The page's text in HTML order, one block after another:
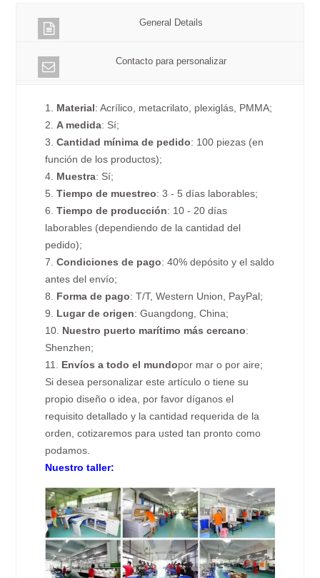
General Details
Contacto para personalizar
1. Material: Acrílico, metacrilato, plexiglás, PMMA;
2. A medida: Sí;
3.Cantidad mínima de pedido: 100 piezas (en
función de los productos);
4. Muestra: Sí;
5. Tiempo de muestreo: 3 - 5 días laborables;
6.Tiempo de producción: 10 - 20 días
laborables (dependiendo de la cantidad del
pedido);
7.Condiciones de pago: 40% depósito y el saldo
antes del envío;
8. Forma de pago: T/T, Western Union, PayPal;
9. Lugar de origen: Guangdong, China;
10. Nuestro puerto marítimo más cercano:
Shenzhen;
11. Envíos a todo el mundopor mar o por aire;
Si desea personalizar este artículo o tiene su
propio diseño o idea, por favor díganos el
requisito detallado y la cantidad requerida de la
orden, cotizaremos para usted tan pronto como
podamos.
Nuestro taller: